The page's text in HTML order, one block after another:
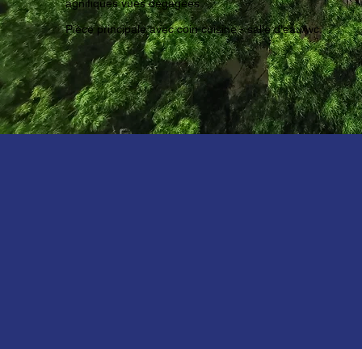
agnifiques vues dégagées.
Pièce principale avec coin cuisine - salle d'eau/wc.